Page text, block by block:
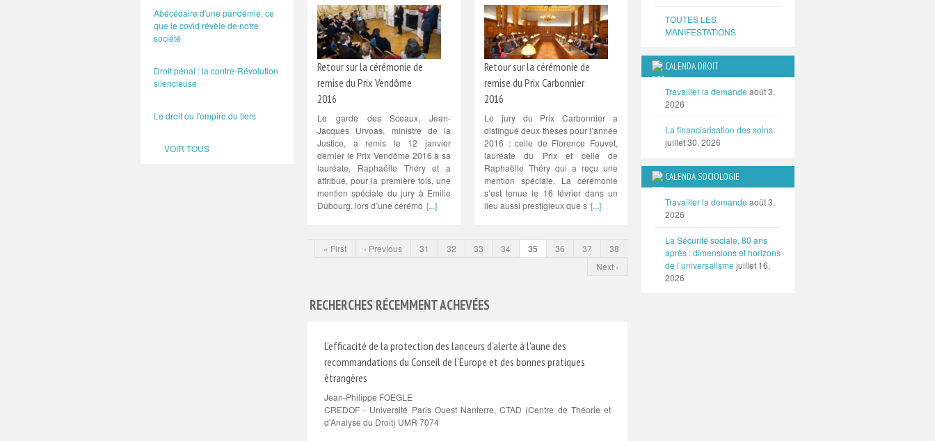
Retour sur la cérémonie de
remise du Prix Vendôme
2016
Le garde des Sceaux, Jean-
Jacques Urvoas, ministre de la
Justice, a remis le 12 janvier
dernier le Prix Vendôme 2016 à sa
lauréate, Raphaëlle Théry et a
attribué, pour la première fois, une
mention spéciale du jury à Emilie
Dubourg, lors d’une cérémo [...]
Retour sur la cérémonie de
remise du Prix Carbonnier
2016
Le jury du Prix Carbonnier a
distingué deux thèses pour l’année
2016 : celle de Florence Fouvet,
lauréate du Prix et celle de
Raphaëlle Théry qui a reçu une
mention spéciale. La cérémonie
s’est tenue le 16 février dans un
lieu aussi prestigieux que s [...]
« First ‹ Previous 31 32 33 34 35 36 37
38
Next ›
RECHERCHES RÉCEMMENT ACHEVÉES
L'efficacité de la protection des lanceurs d'alerte à l'aune des
recommandations du Conseil de l'Europe et des bonnes pratiques
étrangères
Jean-Philippe FOEGLE
CREDOF - Université Paris Ouest Nanterre, CTAD (Centre de Théorie et
d'Analyse du Droit) UMR 7074
Abécédaire d'une pandémie, ce
que le covid révèle de notre
société
Droit pénal : la contre-Révolution
silencieuse
Le droit ou l'empire du tiers
VOIR TOUS
TOUTES LES
MANIFESTATIONS
CALENDA DROIT
Travailler la demande août 3,
2026
La financiarisation des soins
juillet 30, 2026
CALENDA SOCIOLOGIE
Travailler la demande août 3,
2026
La Sécurité sociale, 80 ans
après : dimensions et horizons
de l’universalisme juillet 16,
2026